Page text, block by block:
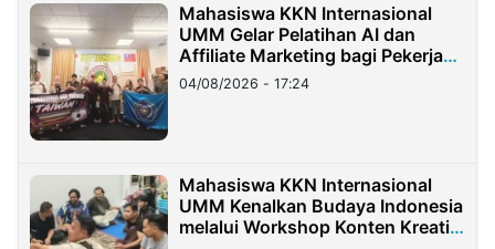
Mahasiswa KKN Internasional
UMM Gelar Pelatihan AI dan
Affiliate Marketing bagi Pekerja
Migran Indonesia di Taiwan
04/08/2026 - 17:24
Mahasiswa KKN Internasional
UMM Kenalkan Budaya Indonesia
melalui Workshop Konten Kreatif